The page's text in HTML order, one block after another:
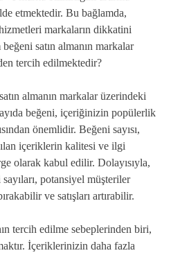
etmektedir. Bu bağlamda,
markaların dikkatini
satın almanın markalar
tercih edilmektedir?
almanın markalar üzerindeki
beğeni, içeriğinizin popülerlik
önemlidir. Beğeni sayısı,
içeriklerin kalitesi ve ilgi
olarak kabul edilir. Dolayısıyla,
potansiyel müşteriler
ve satışları artırabilir.
tercih edilme sebeplerinden biri,
İçeriklerinizin daha fazla